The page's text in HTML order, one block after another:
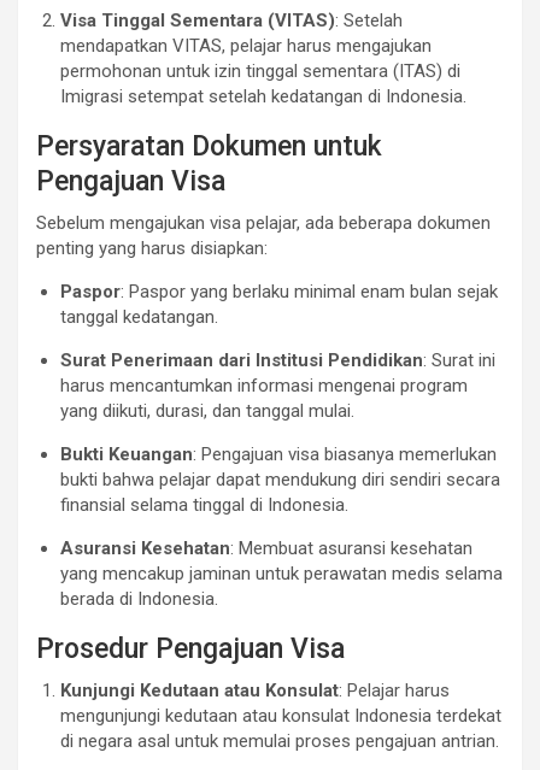
Visa Tinggal Sementara (VITAS): Setelah
mendapatkan VITAS, pelajar harus mengajukan
permohonan untuk izin tinggal sementara (ITAS) di
Imigrasi setempat setelah kedatangan di Indonesia.
Persyaratan Dokumen untuk
Pengajuan Visa
Sebelum mengajukan visa pelajar, ada beberapa dokumen
penting yang harus disiapkan:
Paspor: Paspor yang berlaku minimal enam bulan sejak
tanggal kedatangan.
Surat Penerimaan dari Institusi Pendidikan: Surat ini
harus mencantumkan informasi mengenai program
yang diikuti, durasi, dan tanggal mulai.
Bukti Keuangan: Pengajuan visa biasanya memerlukan
bukti bahwa pelajar dapat mendukung diri sendiri secara
finansial selama tinggal di Indonesia.
Asuransi Kesehatan: Membuat asuransi kesehatan
yang mencakup jaminan untuk perawatan medis selama
berada di Indonesia.
Prosedur Pengajuan Visa
Kunjungi Kedutaan atau Konsulat: Pelajar harus
mengunjungi kedutaan atau konsulat Indonesia terdekat
di negara asal untuk memulai proses pengajuan antrian.